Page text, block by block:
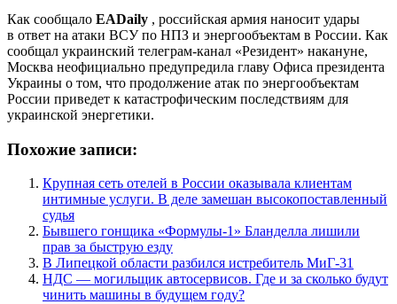
Как сообщало EADaily , российская армия наносит удары
в ответ на атаки ВСУ по НПЗ и энергообъектам в России. Как
сообщал украинский телеграм-канал «Резидент» накануне,
Москва неофициально предупредила главу Офиса президента
Украины о том, что продолжение атак по энергообъектам
России приведет к катастрофическим последствиям для
украинской энергетики.
Похожие записи:
Крупная сеть отелей в России оказывала клиентам
интимные услуги. В деле замешан высокопоставленный
судья
Бывшего гонщика «Формулы-1» Бланделла лишили
прав за быструю езду
В Липецкой области разбился истребитель МиГ-31
НДС — могильщик автосервисов. Где и за сколько будут
чинить машины в будущем году?